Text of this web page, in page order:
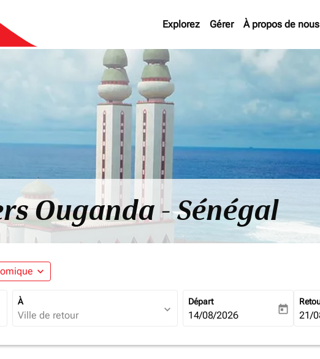
Explorez Gérer À propos de nous
Ouganda - Sénégal
expand_more
À
expand_more
Départ
fc-booking-departure-date-
14/08/2026 today fc-
21/